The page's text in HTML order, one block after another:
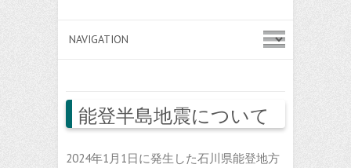
能登半島地震について
2024年1月1日に発生した石川県能登地方